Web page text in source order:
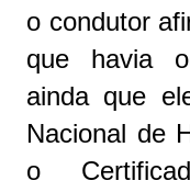
o condutor
que havia
ainda que
Nacional de
o